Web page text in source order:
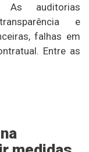
As auditorias
e
falhas em
Entre as